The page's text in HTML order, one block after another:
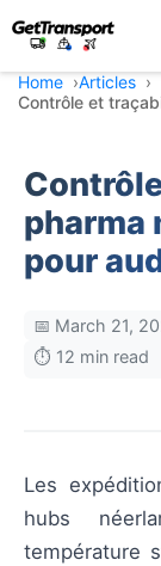
Home
Articles
Contrôle et
pharma
pour
📅 March 21,
⏱️ 12 min read
Les
hubs
température